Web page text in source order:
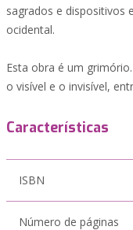
sagrados e dispositivos
ocidental.
Esta obra é um
o visível e o invisível,
Características
ISBN
Número de páginas